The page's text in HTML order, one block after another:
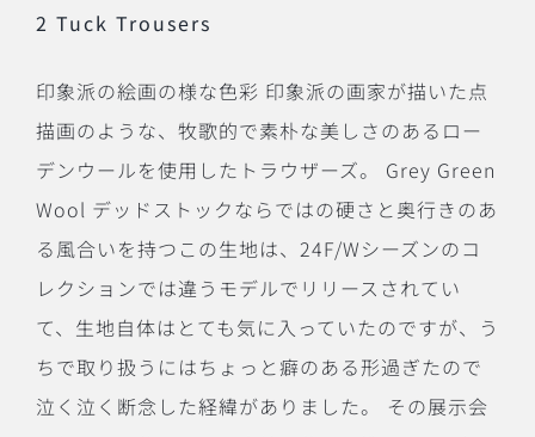
2 Tuck Trousers
印象派の絵画の様な色彩 印象派の画家が描いた点
描画のような、牧歌的で素朴な美しさのあるロー
デンウールを使用したトラウザーズ。 Grey Green
Wool デッドストックならではの硬さと奥行きのあ
る風合いを持つこの生地は、24F/Wシーズンのコ
レクションでは違うモデルでリリースされてい
て、生地自体はとても気に入っていたのですが、う
ちで取り扱うにはちょっと癖のある形過ぎたので
泣く泣く断念した経緯がありました。 その展示会